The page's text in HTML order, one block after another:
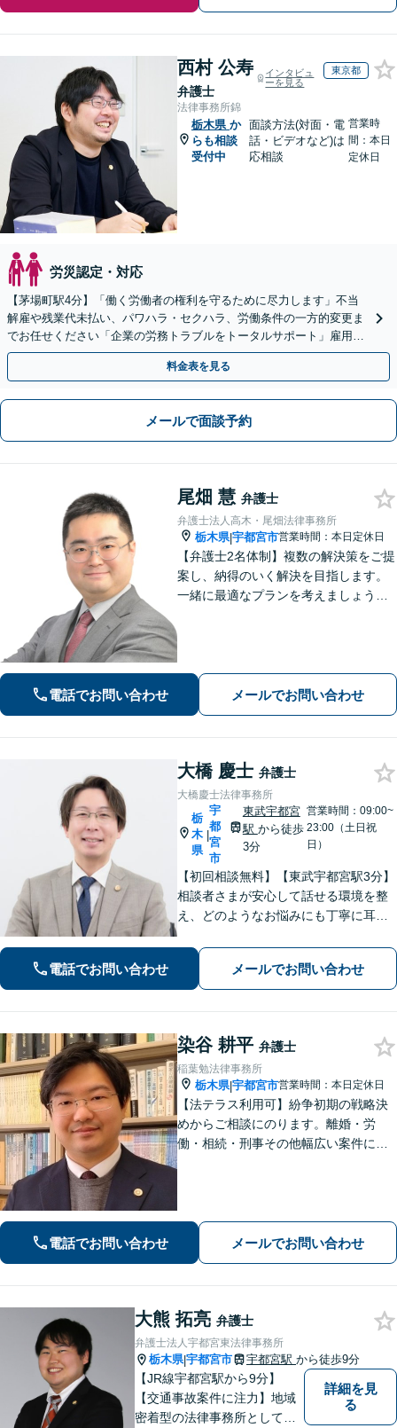
西村 公寿
弁護士
インタビュ
ーを見る
東京都
法律事務所錦
栃木県 か
らも相談
受付中
面談方法(対面・電
話・ビデオなど)は
応相談
営業時
間：本日
定休日
労災認定・対応
【茅場町駅4分】「働く労働者の権利を守るために尽力します」不当
解雇や残業代未払い、パワハラ・セクハラ、労働条件の一方的変更ま
でお任せください「企業の労務トラブルをトータルサポート」雇用契
約書や就業規則のリーガルチェックなど
料金表を見る
メールで面談予約
尾畑 慧 弁護士
弁護士法人高木・尾畑法律事務所
栃木県|宇都宮市営業時間：本日定休日
【弁護士2名体制】複数の解決策をご提
案し、納得のいく解決を目指します。
一緒に最適なプランを考えましょう。
ださい【駐車場あり】【当日・夜間・
休日対応】
電話でお問い合わせ メールでお問い合わせ
大橋 慶士 弁護士
大橋慶士法律事務所
栃
木
県
|
宇
都
宮
市
東武宇都宮
駅 から徒歩
3分
営業時間：09:00~
23:00（土日祝
日）
【初回相談無料】【東武宇都宮駅3分】
相談者さまが安心して話せる環境を整
え、どのようなお悩みにも丁寧に耳を
費、婚姻費用、複雑な案件にも対応」
「相続：遺産分割協議、遺留分侵害請
求、相続放棄などあらゆる問題に対
応」
電話でお問い合わせ メールでお問い合わせ
染谷 耕平 弁護士
稲葉勉法律事務所
栃木県|宇都宮市営業時間：本日定休日
【法テラス利用可】紛争初期の戦略決
めからご相談にのります。離婚・労
働・相続・刑事その他幅広い案件につ
電話でお問い合わせ メールでお問い合わせ
大熊 拓亮 弁護士
弁護士法人宇都宮東法律事務所
栃木県|宇都宮市 宇都宮駅 から徒歩9分
【JR線宇都宮駅から9分】
【交通事故案件に注力】地域
密着型の法律事務所として、
詳細を見
る